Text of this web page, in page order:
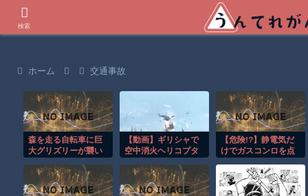
ホーム 交通事故
森を走る自転車に巨
大グリズリーが襲い
映像！！
【動画】ギリシャで
空中消火ヘリコプタ
う事故。
【危険!?】静電気だ
けでガスコンロを点
検索